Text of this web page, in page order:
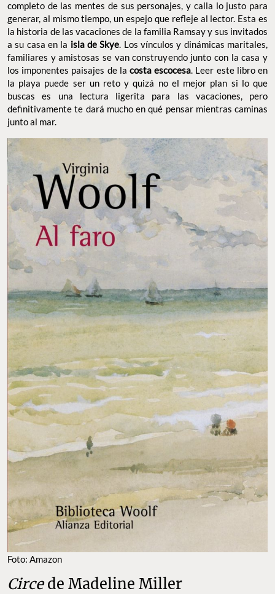
completo de las mentes de sus personajes, y calla lo justo para
generar, al mismo tiempo, un espejo que refleje al lector. Esta es
la historia de las vacaciones de la familia Ramsay y sus invitados
a su casa en la isla de Skye. Los vínculos y dinámicas maritales,
familiares y amistosas se van construyendo junto con la casa y
los imponentes paisajes de la costa escocesa. Leer este libro en
la playa puede ser un reto y quizá no el mejor plan si lo que
buscas es una lectura ligerita para las vacaciones, pero
definitivamente te dará mucho en qué pensar mientras caminas
junto al mar.
Foto: Amazon
Circede Madeline Miller